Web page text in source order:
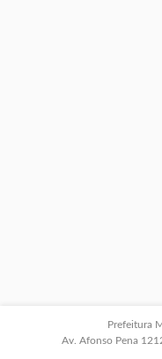
Prefeitura
Av. Afonso Pena